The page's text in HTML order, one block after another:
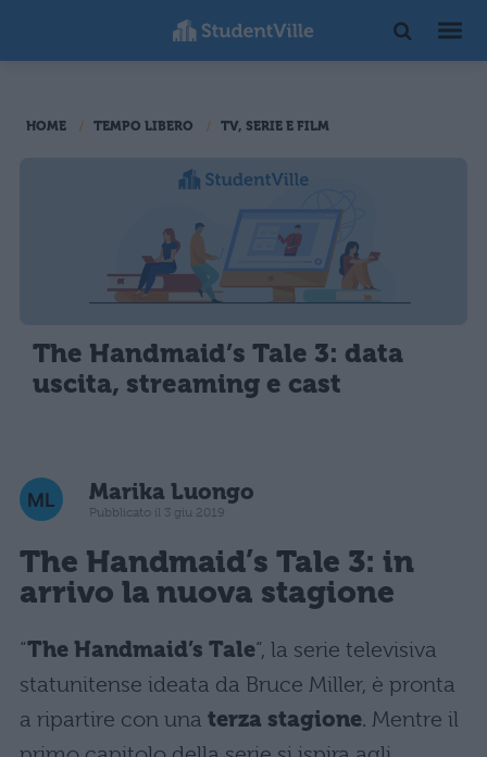
HOME TEMPO LIBERO TV, SERIE E FILM
The Handmaid’s Tale 3: data
uscita, streaming e cast
Marika Luongo
Pubblicato il 3 giu 2019
The Handmaid’s Tale 3: in
arrivo la nuova stagione
“The Handmaid’s Tale“, la serie televisiva
statunitense ideata da Bruce Miller, è pronta
a ripartire con una terza stagione. Mentre il